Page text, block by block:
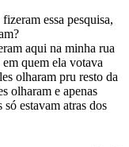
essa pesquisa,
aqui na minha rua
quem ela votava
olharam pru resto da
olharam e apenas
estavam atras dos